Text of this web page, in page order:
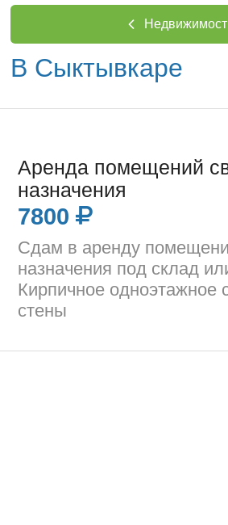
В Сыктывкаре
Аренда помещений
назначения
7800
Сдам в аренду
назначения под склад
Кирпичное одноэтажное
стены